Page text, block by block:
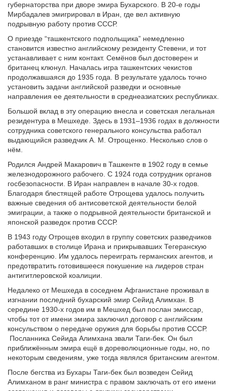
губернаторства при дворе эмира Бухарского. В 20-е годы
Мирбадалев эмигрировал в Иран, где вел активную
подрывную работу против СССР.
О приезде “ташкентского подпольщика” немедленно
становится известно английскому резиденту Стевени, и тот
устанавливает с ним контакт. Семёнов был достоверен и
британец клюнул. Началась игра ташкентских чекистов
продолжавшаяся до 1935 года. В результате удалось точно
установить задачи английской разведки и основные
направления ее деятельности в среднеазиатских республиках.
Большой вклад в эту операцию внесла и советская легальная
резидентура в Мешхеде. Здесь в 1931–1936 годах в должности
сотрудника советского генерального консульства работал
выдающийся разведчик А. М. Отрощенко. Несколько слов о
нём.
Родился Андрей Макарович в Ташкенте в 1902 году в семье
железнодорожного рабочего. С 1924 года сотрудник органов
госбезопасности. В Иран направлен в начале 30-х годов.
Благодаря блестящей работе Отрощева удалось получить
важные сведения об антисоветской деятельности белой
эмиграции, а также о подрывной деятельности британской и
японской разведок против СССР.
В 1943 году Отрощев входил в группу советских разведчиков
работавших в столице Ирана и прикрывавших Тегеранскую
конференцию. Им удалось переиграть германских агентов, и
предотвратить готовившееся покушение на лидеров стран
антигитлеровской коалиции.
Недалеко от Мешхеда в соседнем Афганистане проживал в
изгнании последний бухарский эмир Сейид Алимхан. В
середине 1930-х годов им в Мешхед был послан эмиссар,
чтобы тот от имени эмира заключил договор с английским
консульством о передаче оружия для борьбы против СССР.
Посланника Сейида Алимхана звали Таги-бек. Он был
приближённым эмира ещё в дореволюционные годы, но, по
некоторым сведениям, уже тогда являлся британским агентом.
После бегства из Бухары Таги-бек был возведен Сейид
Алимханом в ранг министра с правом заключать от его имени